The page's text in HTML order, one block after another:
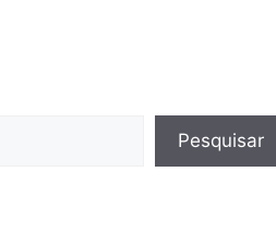
Pesquisar